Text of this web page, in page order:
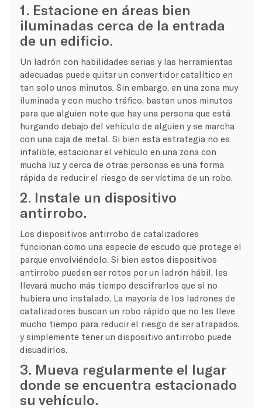
1. Estacione en áreas bien
iluminadas cerca de la entrada
de un edificio.
Un ladrón con habilidades serias y las herramientas
adecuadas puede quitar un convertidor catalítico en
tan solo unos minutos. Sin embargo, en una zona muy
iluminada y con mucho tráfico, bastan unos minutos
para que alguien note que hay una persona que está
hurgando debajo del vehículo de alguien y se marcha
con una caja de metal. Si bien esta estrategia no es
infalible, estacionar el vehículo en una zona con
mucha luz y cerca de otras personas es una forma
rápida de reducir el riesgo de ser víctima de un robo.
2. Instale un dispositivo
antirrobo.
Los dispositivos antirrobo de catalizadores
funcionan como una especie de escudo que protege el
parque envolviéndolo. Si bien estos dispositivos
antirrobo pueden ser rotos por un ladrón hábil, les
llevará mucho más tiempo descifrarlos que si no
hubiera uno instalado. La mayoría de los ladrones de
catalizadores buscan un robo rápido que no les lleve
mucho tiempo para reducir el riesgo de ser atrapados,
y simplemente tener un dispositivo antirrobo puede
disuadirlos.
3. Mueva regularmente el lugar
donde se encuentra estacionado
su vehículo.